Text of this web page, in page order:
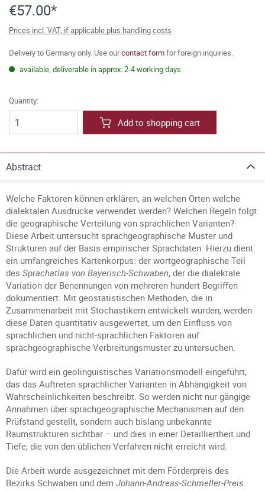
€57.00*
Prices incl. VAT, if applicable plus handling costs
Delivery to Germany only. Use ourcontact formfor foreign inquiries.
available, deliverable in approx. 2-4 working days
Quantity:
Add to shopping cart
Abstract
Welche Faktoren können erklären, an welchen Orten welche
dialektalen Ausdrücke verwendet werden? Welchen Regeln folgt
die geographische Verteilung von sprachlichen Varianten?
Diese Arbeit untersucht sprachgeographische Muster und
Strukturen auf der Basis empirischer Sprachdaten. Hierzu dient
ein umfangreiches Kartenkorpus: der wortgeographische Teil
des Sprachatlas von Bayerisch-Schwaben, der die dialektale
Variation der Benennungen von mehreren hundert Begriffen
dokumentiert. Mit geostatistischen Methoden, die in
Zusammenarbeit mit Stochastikern entwickelt wurden, werden
diese Daten quantitativ ausgewertet, um den Einfluss von
sprachlichen und nicht-sprachlichen Faktoren auf
sprachgeographische Verbreitungsmuster zu untersuchen.
Dafür wird ein geolinguistisches Variationsmodell eingeführt,
das das Auftreten sprachlicher Varianten in Abhängigkeit von
Wahrscheinlichkeiten beschreibt. So werden nicht nur gängige
Annahmen über sprachgeographische Mechanismen auf den
Prüfstand gestellt, sondern auch bislang unbekannte
Raumstrukturen sichtbar – und dies in einer Detailliertheit und
Tiefe, die von den üblichen Verfahren nicht erreicht wird.
Die Arbeit wurde ausgezeichnet mit dem Förderpreis des
Bezirks Schwaben und dem Johann-Andreas-Schmeller-Preis.